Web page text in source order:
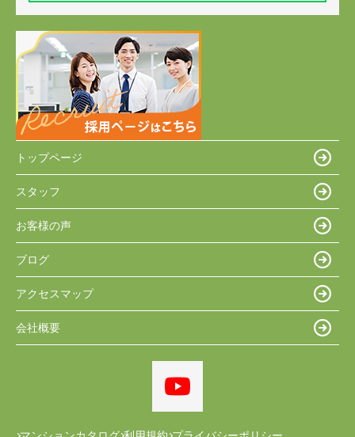
トップページ
スタッフ
お客様の声
ブログ
アクセスマップ
会社概要